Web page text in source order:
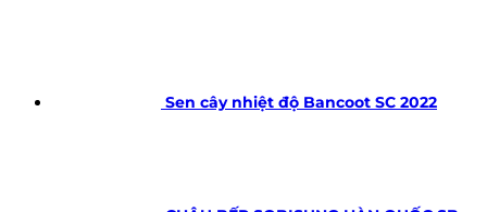
Sen cây nhiệt độ Bancoot SC 2022